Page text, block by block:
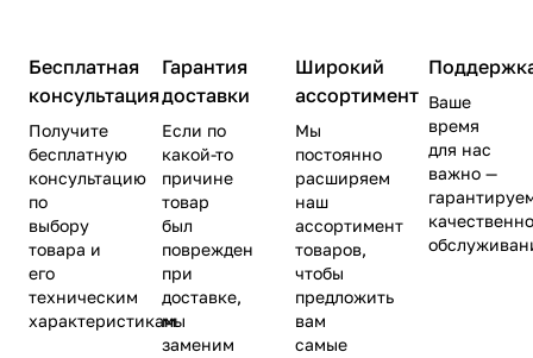
Бесплатная
консультация
Получите
бесплатную
консультацию
по
выбору
товара и
его
техническим
характеристикам
Гарантия
доставки
Если по
какой-то
причине
товар
был
поврежден
при
доставке,
мы
заменим
Широкий
ассортимент
Мы
постоянно
расширяем
наш
ассортимент
товаров,
чтобы
предложить
вам
самые
Ваше
время
для нас
важно —